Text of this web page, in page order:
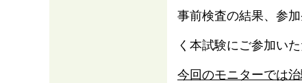
事前検査の結果、参
く本試験にご参加いた
今回のモニターでは